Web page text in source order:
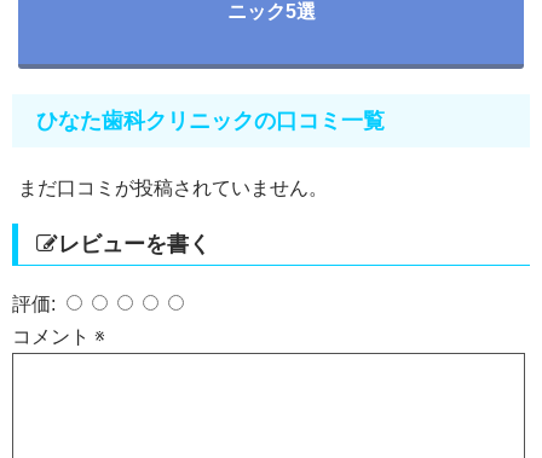
ニック5選
ひなた歯科クリニックの口コミ一覧
まだ口コミが投稿されていません。
レビューを書く
コメント ※
評価: